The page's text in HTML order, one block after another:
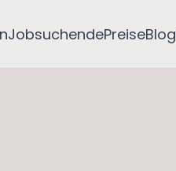
JobsuchendePreiseBlog